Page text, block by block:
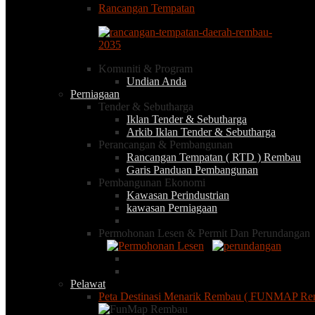
Rancangan Tempatan
Komuniti & Program
Undian Anda
Perniagaan
Tender & Sebutharga
Iklan Tender & Sebutharga
Arkib Iklan Tender & Sebutharga
Perancangan & Pembangunan
Rancangan Tempatan ( RTD ) Rembau
Garis Panduan Pembangunan
Pembangunan Ekonomi
Kawasan Perindustrian
kawasan Perniagaan
Permohonan Lesen & Permit Dan Perundangan
Pelawat
Peta Destinasi Menarik Rembau ( FUNMAP